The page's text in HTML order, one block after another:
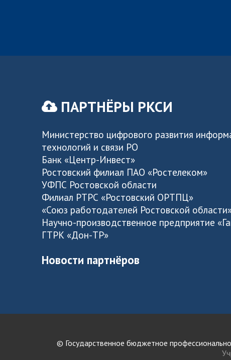
ПАРТНЁРЫ РКСИ
Министерство цифрового развития
технологий и связи РО
Банк «Центр-Инвест»
Ростовский филиал ПАО «Ростелеком»
УФПС Ростовской области
Филиал РТРС «Ростовский ОРТПЦ»
«Союз работодателей Ростовской
Научно-производственное предприятие
ГТРК «Дон-ТР»
Новости партнёров
© Государственное бюджетное